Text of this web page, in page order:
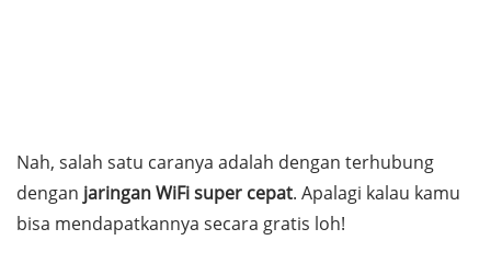
Nah, salah satu caranya adalah dengan terhubung
dengan jaringan WiFi super cepat. Apalagi kalau kamu
bisa mendapatkannya secara gratis loh!